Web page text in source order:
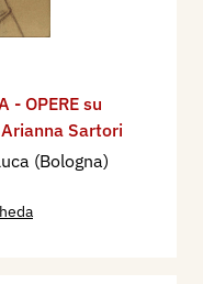
- OPERE su
Sartori
(Bologna)